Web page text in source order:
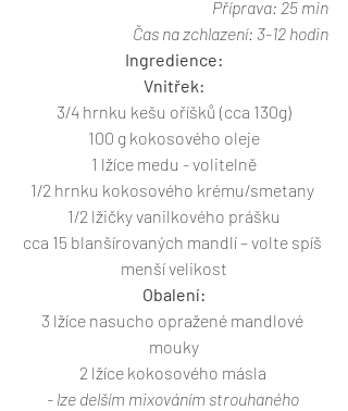
Příprava: 25 min
Čas na zchlazení: 3-12 hodin
Ingredience:
Vnitřek:
3/4 hrnku kešu oříšků (cca 130g)
100 g kokosového oleje
1 lžíce medu - volitelně
1/2 hrnku kokosového krému/smetany
1/2 lžičky vanilkového prášku
cca 15 blanšírovaných mandlí – volte spíš
menší velikost
Obalení:
3 lžíce nasucho opražené mandlové
mouky
2 lžíce kokosového másla
- lze delším mixováním strouhaného